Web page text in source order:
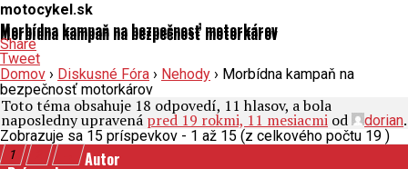
motocykel.sk
Morbídna kampaň na bezpečnosť motorkárov
Morbídna kampaň na bezpečnosť motorkárov
Share
Tweet
Domov › Diskusné Fóra › Nehody › Morbídna kampaň na
bezpečnosť motorkárov
Toto téma obsahuje 18 odpovedí, 11 hlasov, a bola
naposledny upravená pred 19 rokmi, 11 mesiacmi od dorian.
Zobrazuje sa 15 príspevkov - 1 až 15 (z celkového počtu 19 )
1 Autor